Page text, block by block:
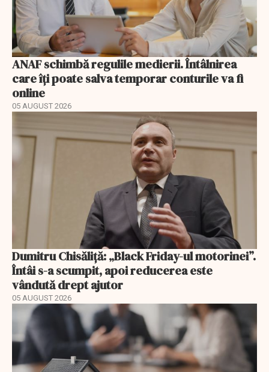
ANAF schimbă regulile medierii. Întâlnirea
care îți poate salva temporar conturile va fi
online
05 AUGUST 2026
Dumitru Chisăliță: „Black Friday-ul motorinei”.
Întâi s-a scumpit, apoi reducerea este
vândută drept ajutor
05 AUGUST 2026